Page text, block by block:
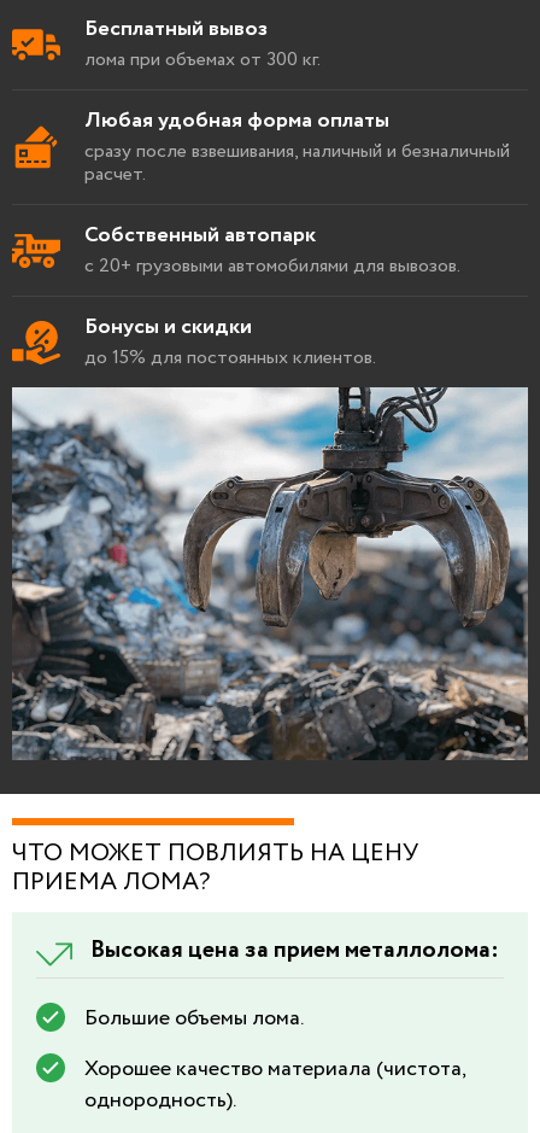
Бесплатный вывоз
лома при объемах от 300 кг.
Любая удобная форма оплаты
сразу после взвешивания, наличный и безналичный
расчет.
Собственный автопарк
с 20+ грузовыми автомобилями для вывозов.
Бонусы и скидки
до 15% для постоянных клиентов.
ЧТО МОЖЕТ ПОВЛИЯТЬ НА ЦЕНУ
ПРИЕМА ЛОМА?
Высокая цена за прием металлолома:
Большие объемы лома.
Хорошее качество материала (чистота,
однородность).